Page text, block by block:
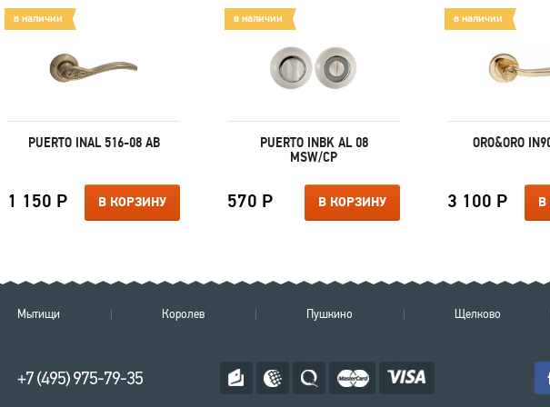
в наличии
PUERTO INAL 516-08 AB
1 150 Р В КОРЗИНУ
в наличии
PUERTO INBK AL 08
MSW/CP
570 Р В КОРЗИНУ
в наличии
ORO&ORO
3 100 Р В
Мытищи Королев Пушкино Щелково
+7 (495) 975-79-35